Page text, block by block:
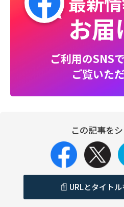
お届
ご利用のSNS
ご覧いた
この記事を
URLとタイト